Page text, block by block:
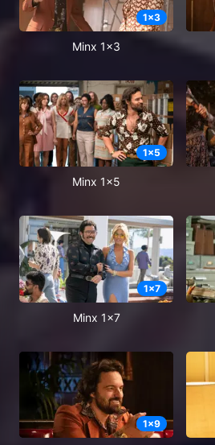
1x3
Minx 1x3
1x5
Minx 1x5
1x7
Minx 1x7
1x9